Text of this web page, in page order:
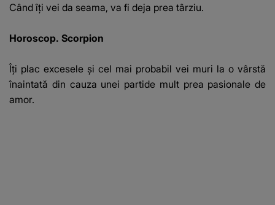
Când îţi vei da seama, va fi deja prea târziu.
Horoscop. Scorpion
Îţi plac excesele şi cel mai probabil vei muri la o vârstă
înaintată din cauza unei partide mult prea pasionale de
amor.